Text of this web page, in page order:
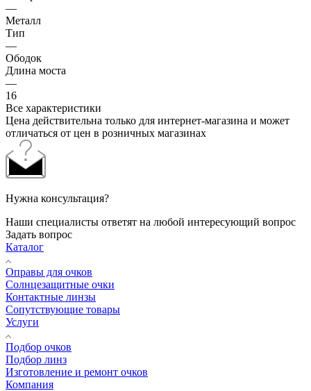
—
Металл
Тип
—
Ободок
Длина моста
—
16
Все характеристики
Цена действительна только для интернет-магазина и может
отличаться от цен в розничных магазинах
Нужна консультация?
Наши специалисты ответят на любой интересующий вопрос
Задать вопрос
Каталог
Оправы для очков
Солнцезащитные очки
Контактные линзы
Сопутствующие товары
Услуги
Подбор очков
Подбор линз
Изготовление и ремонт очков
Компания